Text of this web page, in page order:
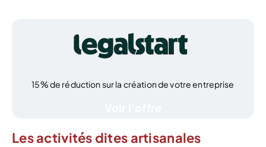
15% de réduction sur la création de votre entreprise
Les activités dites artisanales